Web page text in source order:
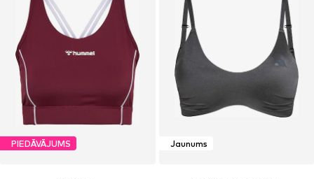
PIEDĀVĀJUMS Jaunums